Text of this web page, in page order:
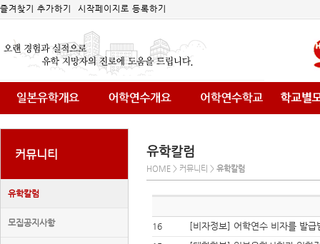
즐겨찾기 추가하기 시작페이지로 등록하기
커뮤니티
유학칼럼
모집공지사항
유학칼럼
HOME > 커뮤니티 > 유학칼럼
16 [비자정보] 어학연수 비자를 발급